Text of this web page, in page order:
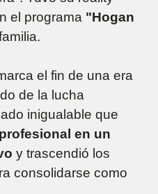
el programa "Hogan
el fin de una era
de la lucha
inigualable que
en un
y trascendió los
consolidarse como